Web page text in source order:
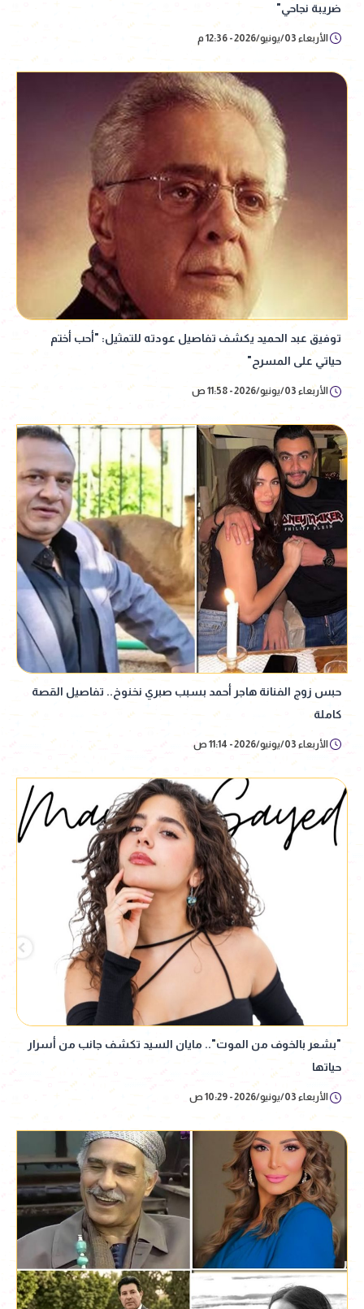
ضريبة نجاحي"
الأربعاء 03/يونيو/2026 - 12:36 م
توفيق عبد الحميد يكشف تفاصيل عودته للتمثيل: "أحب أختم
حياتي على المسرح"
الأربعاء 03/يونيو/2026 - 11:58 ص
حبس زوج الفنانة هاجر أحمد بسبب صبري نخنوخ.. تفاصيل القصة
كاملة
الأربعاء 03/يونيو/2026 - 11:14 ص
"بشعر بالخوف من الموت".. مايان السيد تكشف جانب من أسرار
حياتها
الأربعاء 03/يونيو/2026 - 10:29 ص